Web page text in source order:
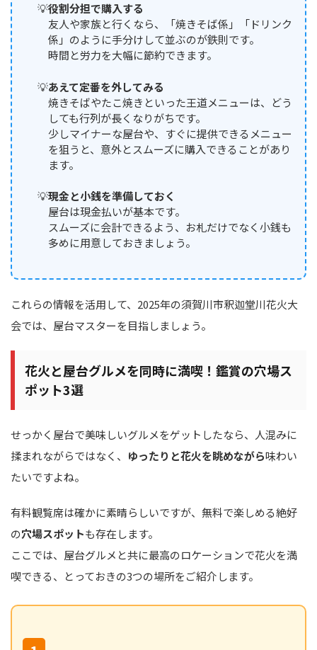
役割分担で購入する
友人や家族と行くなら、「焼きそば係」「ドリンク
係」のように手分けして並ぶのが鉄則です。
時間と労力を大幅に節約できます。
あえて定番を外してみる
焼きそばやたこ焼きといった王道メニューは、どう
しても行列が長くなりがちです。
少しマイナーな屋台や、すぐに提供できるメニュー
を狙うと、意外とスムーズに購入できることがあり
ます。
現金と小銭を準備しておく
屋台は現金払いが基本です。
スムーズに会計できるよう、お札だけでなく小銭も
多めに用意しておきましょう。
これらの情報を活用して、2025年の須賀川市釈迦堂川花火大
会では、屋台マスターを目指しましょう。
花火と屋台グルメを同時に満喫！鑑賞の穴場ス
ポット3選
せっかく屋台で美味しいグルメをゲットしたなら、人混みに
揉まれながらではなく、 ゆったりと花火を眺めながら味わい
たいですよね。
有料観覧席は確かに素晴らしいですが、無料で楽しめる絶好
の穴場スポットも存在します。
ここでは、屋台グルメと共に最高のロケーションで花火を満
喫できる、とっておきの3つの場所をご紹介します。